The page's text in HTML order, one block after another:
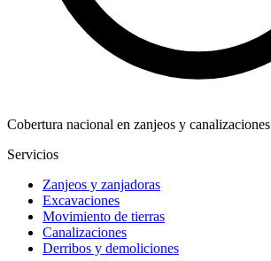
Cobertura nacional en zanjeos y canalizaciones
Servicios
Zanjeos y zanjadoras
Excavaciones
Movimiento de tierras
Canalizaciones
Derribos y demoliciones